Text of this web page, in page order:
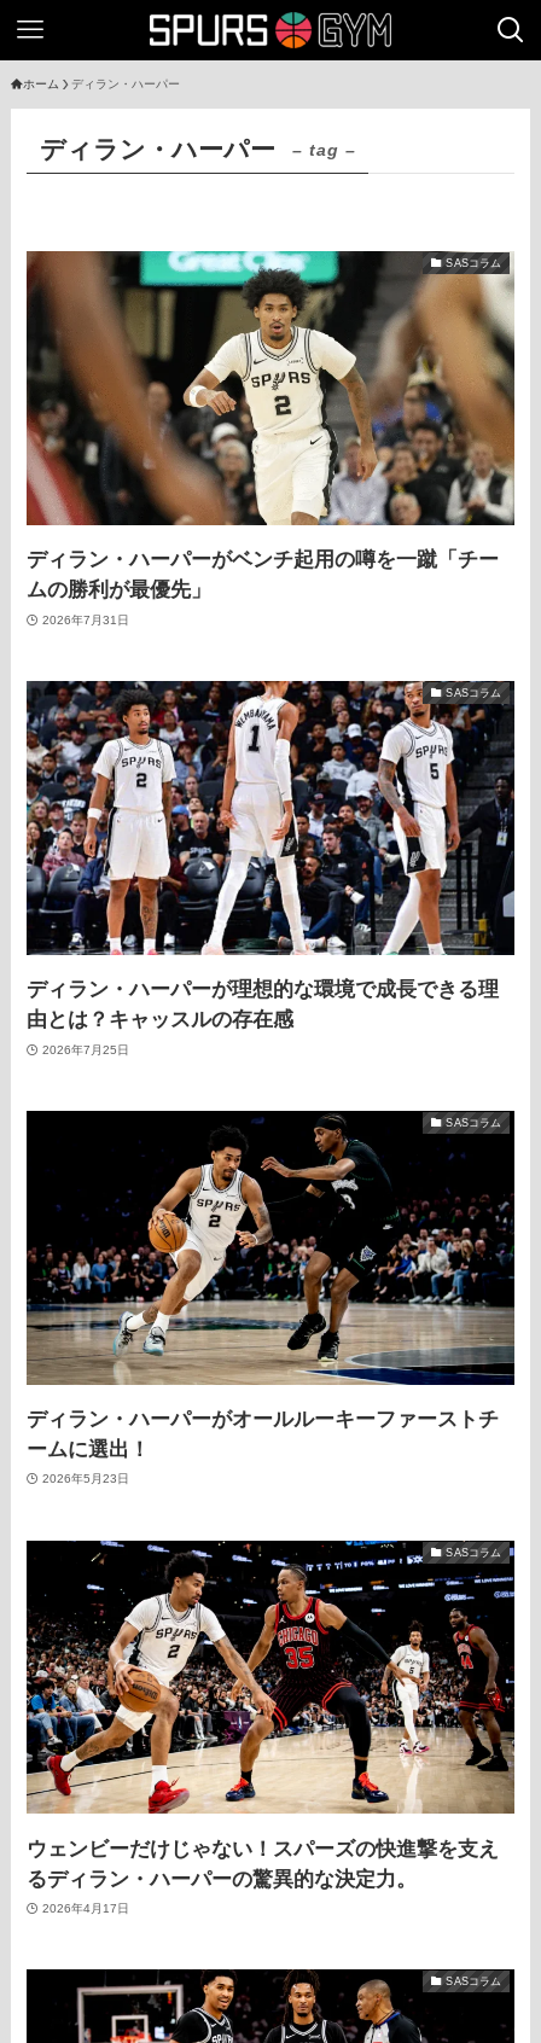
ホーム ディラン・ハーパー
ディラン・ハーパー – tag –
SASコラム
ディラン・ハーパーがベンチ起用の噂を一蹴「チー
ムの勝利が最優先」
2026年7月31日
SASコラム
ディラン・ハーパーが理想的な環境で成長できる理
由とは？キャッスルの存在感
2026年7月25日
SASコラム
ディラン・ハーパーがオールルーキーファーストチ
ームに選出！
2026年5月23日
SASコラム
ウェンビーだけじゃない！スパーズの快進撃を支え
るディラン・ハーパーの驚異的な決定力。
2026年4月17日
SASコラム